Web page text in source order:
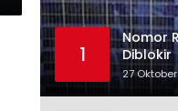
1
Nomor
Diblokir
27